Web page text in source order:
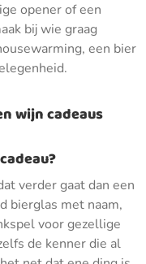
opener of een
bij wie graag
een bier
wijn cadeaus
verder gaat dan een
bierglas met naam,
voor gezellige
de kenner die al